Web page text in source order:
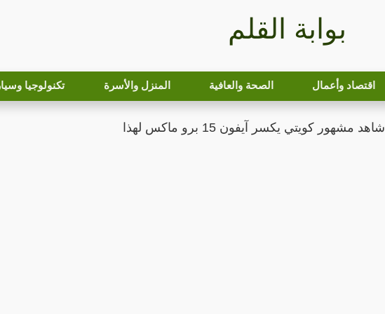
بوابة القلم
اقتصاد وأعمال الصحة والعافية المنزل والأسرة تكنولوجيا
شاهد مشهور كويتي يكسر آيفون 15 برو ماكس لهذا